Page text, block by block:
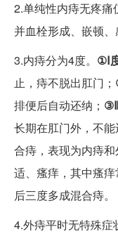
2.单纯性内痔无疼痛
并血栓形成、嵌顿、
3.内痔分为4度。 ①Ⅰ
止，痔不脱出肛门；
排便后自动还纳；
长期在肛门外，不
合痔，表现为内痔
适、瘙痒，其中瘙痒
后三度多成混合痔。
4.外痔平时无特殊症